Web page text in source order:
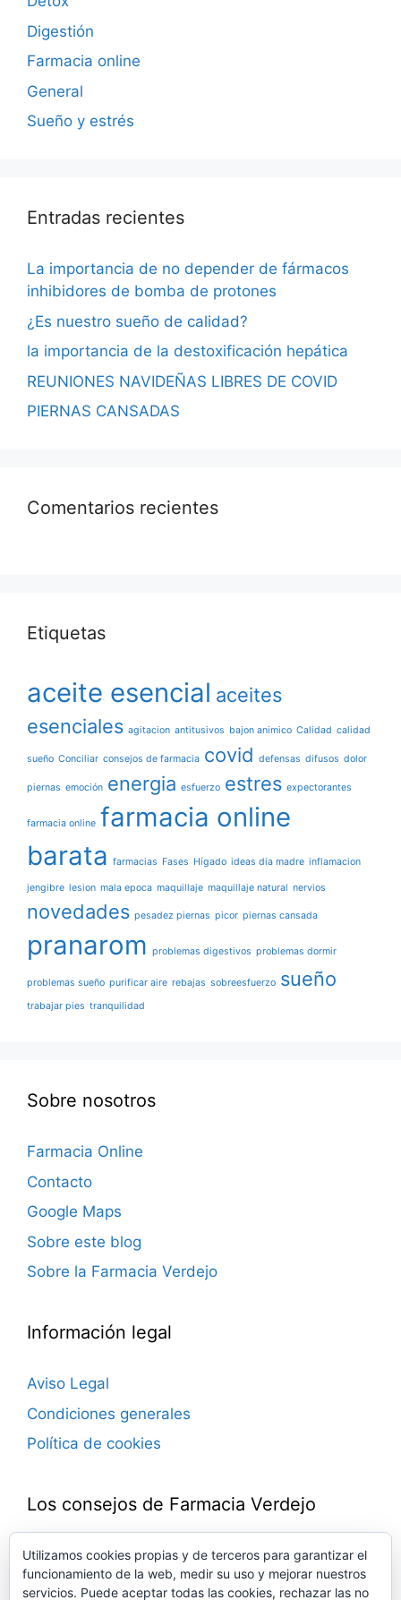
Digestión
Farmacia online
General
Sueño y estrés
Entradas recientes
La importancia de no depender de fármacos
inhibidores de bomba de protones
¿Es nuestro sueño de calidad?
la importancia de la destoxificación hepática
REUNIONES NAVIDEÑAS LIBRES DE COVID
PIERNAS CANSADAS
Comentarios recientes
Etiquetas
aceite esencial aceites
esenciales agitacion antitusivos bajon animico Calidad calidad
sueño Conciliar consejos de farmacia covid defensas difusos dolor
piernas emoción energia esfuerzo estres expectorantes
farmacia online farmacia online
barata farmacias Fases Hígado ideas dia madre inflamacion
jengibre lesion mala epoca maquillaje maquillaje natural nervios
novedades pesadez piernas picor piernas cansada
pranarom problemas digestivos problemas dormir
problemas sueño purificar aire rebajas sobreesfuerzo sueño
trabajar pies tranquilidad
Sobre nosotros
Farmacia Online
Contacto
Google Maps
Sobre este blog
Sobre la Farmacia Verdejo
Información legal
Aviso Legal
Condiciones generales
Política de cookies
Los consejos de Farmacia Verdejo
Blog de consejos farmacéuticos.
Novedades, trucos, ideas, remedios, noticias…
Utilizamos cookies propias y de terceros para garantizar el
funcionamiento de la web, medir su uso y mejorar nuestros
servicios. Puede aceptar todas las cookies, rechazar las no